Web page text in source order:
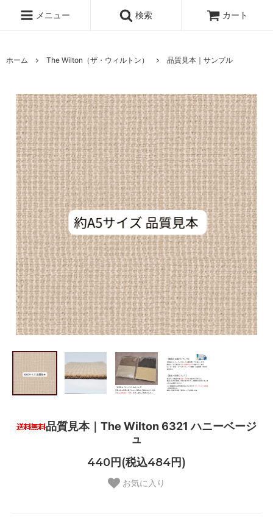
メニュー 検索 カート
ホーム The Wilton（ザ・ウィルトン） 品質見本｜サンプル
品質見本｜The Wilton 6321 ハニーベージ
ュ
440円(税込484円)
お気に入り